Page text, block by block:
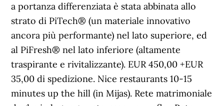
a portanza differenziata è stata abbinata allo
strato di PiTech® (un materiale innovativo
ancora più performante) nel lato superiore, ed
al PiFresh® nel lato inferiore (altamente
traspirante e rivitalizzante). EUR 450,00 +EUR
35,00 di spedizione. Nice restaurants 10-15
minutes up the hill (in Mijas). Rete matrimoniale